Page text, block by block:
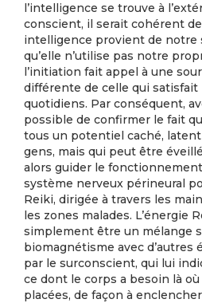
l’intelligence se trouve à
conscient, il serait cohérent
intelligence provient de notre
qu’elle n’utilise pas notre
l’initiation fait appel à une
différente de celle qui satisfait
quotidiens. Par conséquent,
possible de confirmer le fait
tous un potentiel caché,
gens, mais qui peut être
alors guider le
système nerveux périneural
Reiki, dirigée à travers les
les zones malades. L’énergie
simplement être un mélange
biomagnétisme avec d’autres
par le surconscient, qui lui
ce dont le corps a besoin là
placées, de façon à